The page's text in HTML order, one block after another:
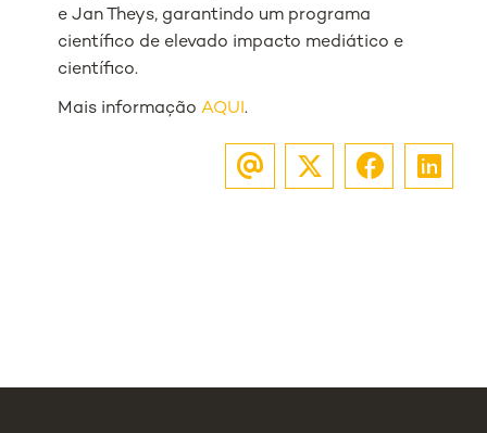
e Jan Theys, garantindo um programa
científico de elevado impacto mediático e
científico.
Mais informaçãoAQUI.